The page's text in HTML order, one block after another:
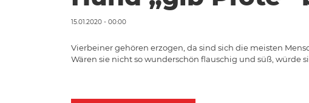
15.01.2020 - 00:00
Vierbeiner gehören erzogen, da sind sich die meisten
Wären sie nicht so wunderschön flauschig und süß, würde